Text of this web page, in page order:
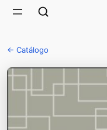
← Catálogo